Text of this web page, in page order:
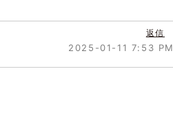
返信
2025-01-11 7:53 PM